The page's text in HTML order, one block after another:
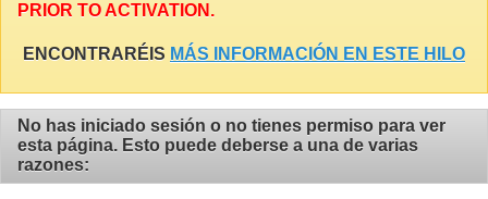
PRIOR TO ACTIVATION.
ENCONTRARÉIS MÁS INFORMACIÓN EN ESTE HILO
No has iniciado sesión o no tienes permiso para ver
esta página. Esto puede deberse a una de varias
razones: